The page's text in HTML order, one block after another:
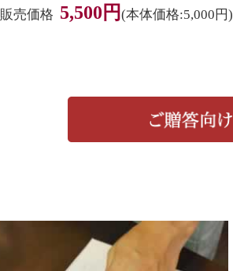
販売価格 5,500円(本体価格:5,000円)